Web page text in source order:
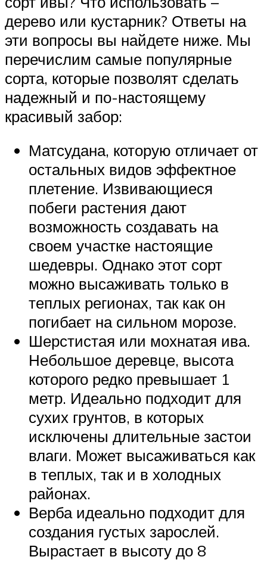
дерево или кустарник? Ответы на
эти вопросы вы найдете ниже. Мы
перечислим самые популярные
сорта, которые позволят сделать
надежный и по-настоящему
красивый забор:
Матсудана, которую отличает от
остальных видов эффектное
плетение. Извивающиеся
побеги растения дают
возможность создавать на
своем участке настоящие
шедевры. Однако этот сорт
можно высаживать только в
теплых регионах, так как он
погибает на сильном морозе.
Шерстистая или мохнатая ива.
Небольшое деревце, высота
которого редко превышает 1
метр. Идеально подходит для
сухих грунтов, в которых
исключены длительные застои
влаги. Может высаживаться как
в теплых, так и в холодных
районах.
Верба идеально подходит для
создания густых зарослей.
Вырастает в высоту до 8